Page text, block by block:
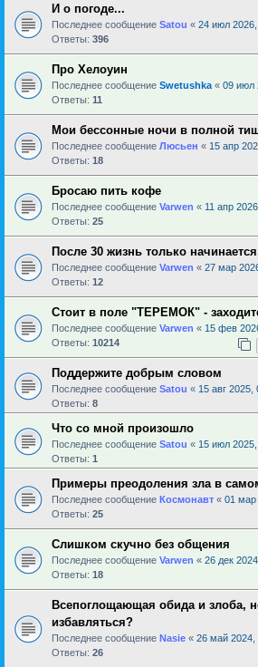
И о погоде...
Последнее сообщение Satou « 24 июл
Ответы: 396
Про Хелоуин
Последнее сообщение Swetushka « 09 июл
Ответы: 11
Мои бессонные ночи в полной
Последнее сообщение Люсьен « 15 апр
Ответы: 18
Бросаю пить кофе
Последнее сообщение Varwen « 11 апр
Ответы: 25
После 30 жизнь только
Последнее сообщение Varwen « 27 мар
Ответы: 12
Стоит в поле "ТЕРЕМОК" -
Последнее сообщение Varwen « 15 фев
Ответы: 10214
Поддержите добрым словом
Последнее сообщение Satou « 15 авг 2025,
Ответы: 8
Что со мной произошло
Последнее сообщение Satou « 15 июл
Ответы: 1
Примеры преодоления зла в
Последнее сообщение Космонавт « 01 мар
Ответы: 25
Слишком скучно без общения
Последнее сообщение Varwen « 26 дек
Ответы: 18
Всепоглощающая обида и злоба,
избавляться?
Последнее сообщение Nasie « 26 май 2024,
Ответы: 26